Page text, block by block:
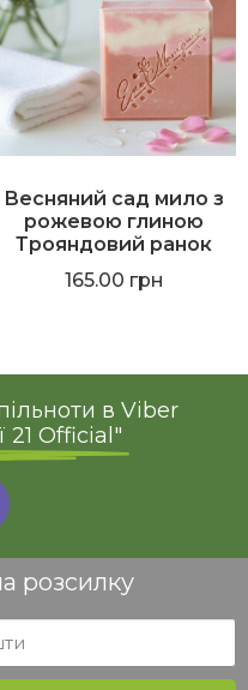
Весняний сад мило з
рожевою глиною
Трояндовий ранок
165.00 грн
в Viber
21 Official"
розсилку